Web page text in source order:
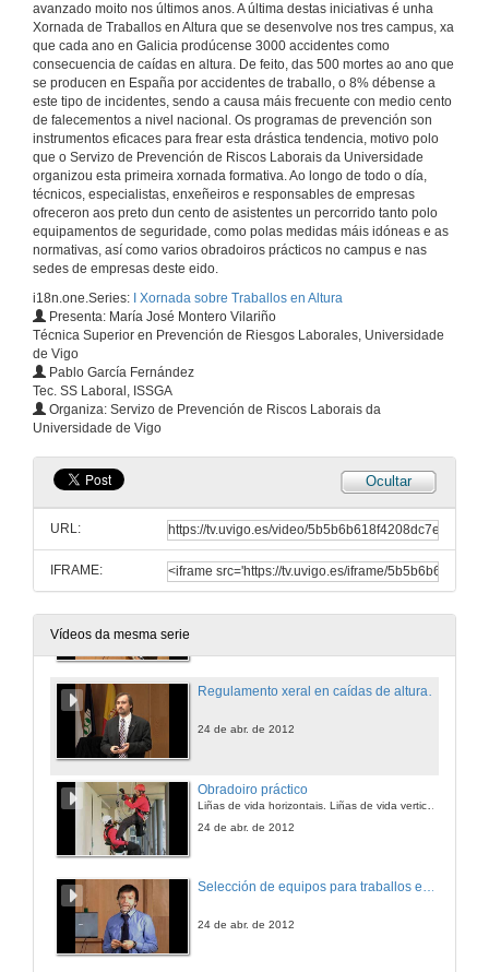
avanzado moito nos últimos anos. A última destas iniciativas é unha
Xornada de Traballos en Altura que se desenvolve nos tres campus, xa
que cada ano en Galicia prodúcense 3000 accidentes como
consecuencia de caídas en altura. De feito, das 500 mortes ao ano que
se producen en España por accidentes de traballo, o 8% débense a
este tipo de incidentes, sendo a causa máis frecuente con medio cento
de falecementos a nivel nacional. Os programas de prevención son
instrumentos eficaces para frear esta drástica tendencia, motivo polo
que o Servizo de Prevención de Riscos Laborais da Universidade
organizou esta primeira xornada formativa. Ao longo de todo o día,
técnicos, especialistas, enxeñeiros e responsables de empresas
ofreceron aos preto dun cento de asistentes un percorrido tanto polo
equipamentos de seguridade, como polas medidas máis idóneas e as
normativas, así como varios obradoiros prácticos no campus e nas
sedes de empresas deste eido.
i18n.one.Series:
I Xornada sobre Traballos en Altura
Presenta: María José Montero Vilariño
Técnica Superior en Prevención de Riesgos Laborales, Universidade
de Vigo
Pablo García Fernández
Tec. SS Laboral, ISSGA
Organiza: Servizo de Prevención de Riscos Laborais da
Universidade de Vigo
Ocultar
URL:
IFRAME:
Vídeos da mesma serie
Obradoiro práctico traballo en altura
24 de abr. de 2012
Inauguración da Xornada
24 de abr. de 2012
Andamios de traballo de compoñentes prefabricados
Regulamento xeral en caídas de altura e comentarios a casos específicos
24 de abr. de 2012
Obradoiro práctico
Liñas de vida horizontais. Liñas de vida verticais. Puntos de anclaxe. Utilización de equipos de protección anticaída. Rescates
24 de abr. de 2012
Selección de equipos para traballos en altura
24 de abr. de 2012